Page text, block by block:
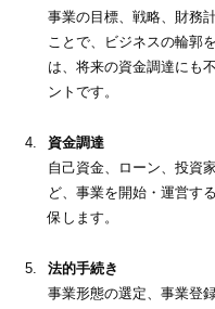
事業の目標、戦略、財務
ことで、ビジネスの輪郭
は、将来の資金調達にも
ントです。
資金調達
自己資金、ローン、投資
ど、事業を開始・運営す
保します。
法的手続き
事業形態の選定、事業登